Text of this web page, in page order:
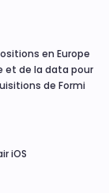
en Europe
et de la data pour
de Formi
iOS